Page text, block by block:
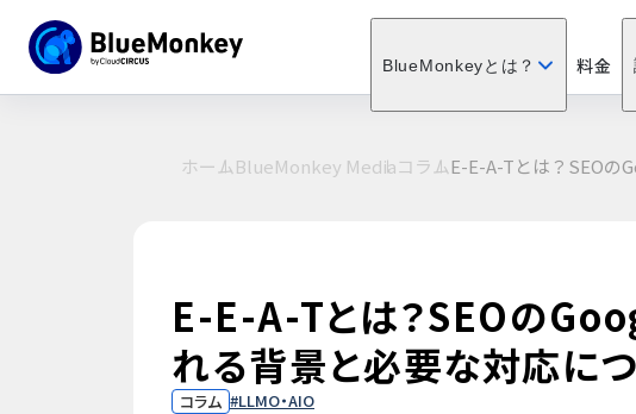
BlueMonkeyとは？ 料金
ホームBlueMonkey MediaコラムE-E-A-Tとは？SEOの
E-E-A-Tとは？SEOの
れる背景と必要な対応に
コラム LLMO・AIO